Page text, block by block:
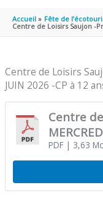
Accueil Fête de
Centre de Loisirs Saujon -
Centre de Loisirs
JUIN 2026 -CP à 12
Centre
ans
PDF| 3,63